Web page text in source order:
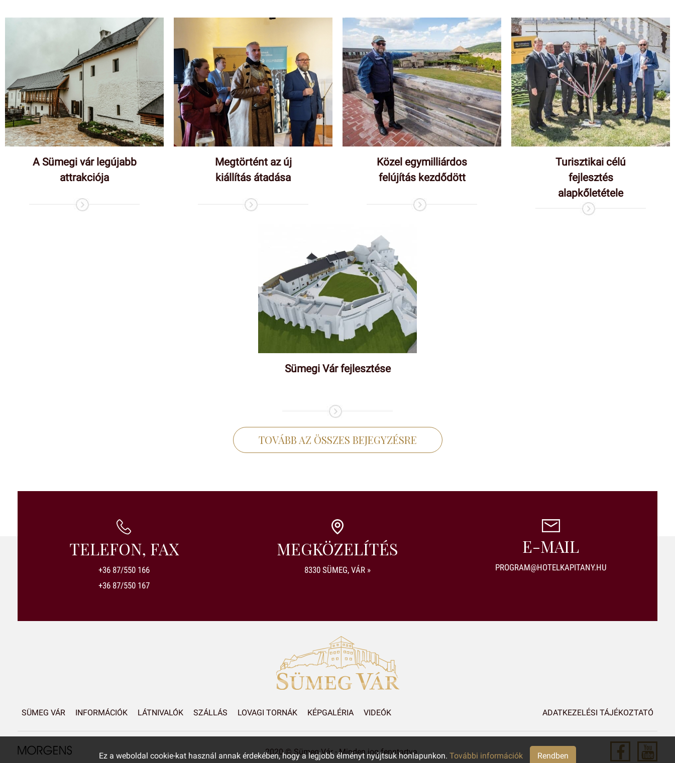
A Sümegi vár legújabb
attrakciója
Megtörtént az új
kiállítás átadása
Közel egymilliárdos
felújítás kezdődött
Turisztikai célú
fejlesztés
alapkőletétele
Sümegi Vár fejlesztése
TOVÁBB AZ ÖSSZES BEJEGYZÉSRE
TELEFON, FAX
+36 87/550 166
+36 87/550 167
MEGKÖZELÍTÉS
8330 SÜMEG, VÁR »
E-MAIL
PROGRAM@HOTELKAPITANY.HU
SÜMEG VÁR INFORMÁCIÓK LÁTNIVALÓK SZÁLLÁS LOVAGI TORNÁK KÉPGALÉRIA VIDEÓK ADATKEZELÉSI TÁJÉKOZTATÓ
2020 © Sümeg Vár - Minden jog fenntartva
Ez a weboldal cookie-kat használ annak érdekében, hogy a legjobb élményt nyújtsuk honlapunkon. További információk Rendben